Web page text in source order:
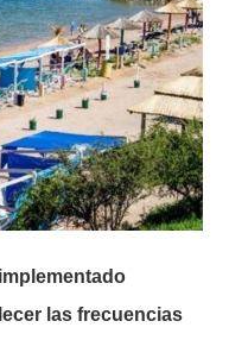
las frecuencias